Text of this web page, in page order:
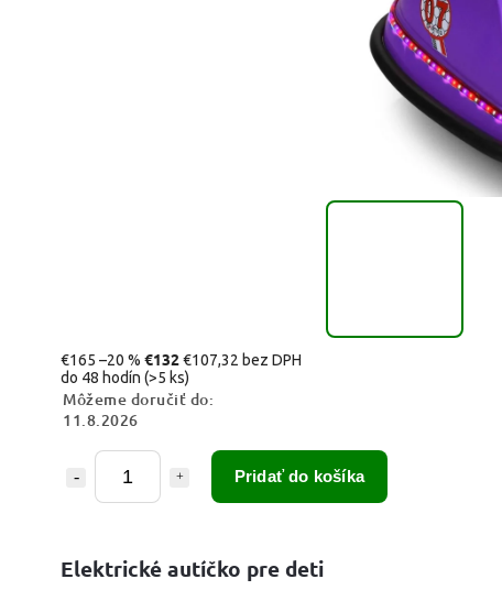
€165 –20 % €132 €107,32 bez DPH
do 48 hodín (>5 ks)
Môžeme doručiť do:
11.8.2026
Pridať do košíka
Elektrické autíčko pre deti